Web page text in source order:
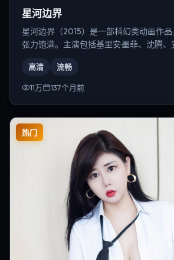
星河边界
星河边界（2015）是一部科幻类动画作
张力饱满。主演包括基里安·墨菲、沈腾、
高清 流畅
11万 137个月前
热门